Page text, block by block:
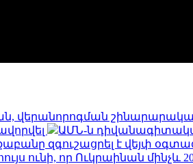
վերանորոգման
ԱՄՆ-ն
զգուշացրել է վեյփ
հույս ունի, որ Ուկրաինան